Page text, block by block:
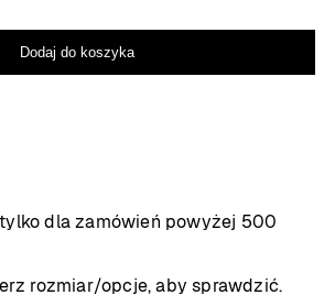
Dodaj do koszyka
dla zamówień powyżej 500
rozmiar/opcje, aby sprawdzić.